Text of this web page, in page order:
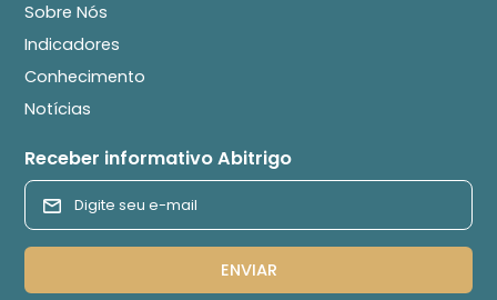
Sobre Nós
Indicadores
Conhecimento
Notícias
Receber informativo Abitrigo